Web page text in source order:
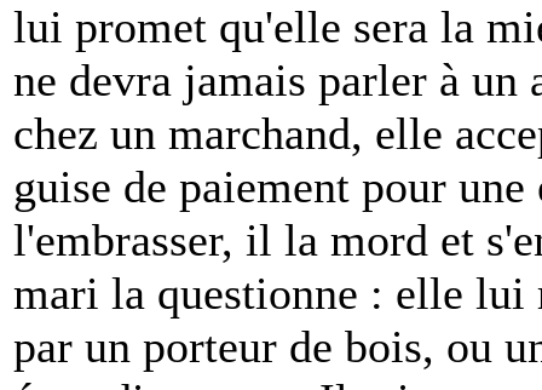
lui promet qu'elle sera la
ne devra jamais parler à
chez un marchand, elle
guise de paiement pour
l'embrasser, il la mord et
mari la questionne : elle lui
par un porteur de bois, ou